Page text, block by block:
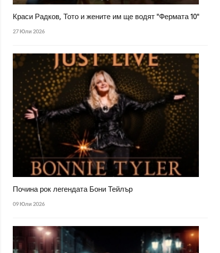
Краси Радков, Тото и жените им ще водят "Фермата 10"
27 Юли 2026
Почина рок легендата Бони Тейлър
09 Юли 2026